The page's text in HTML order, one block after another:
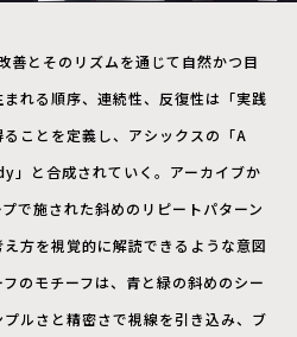
善とそのリズムを通じて自然かつ目
れる順序、連続性、反復性は「実践
ことを定義し、アシックスの「A
と合成されていく。アーカイブか
で施された斜めのリピートパターン
方を視覚的に解読できるような意図
のモチーフは、青と緑の斜めのシー
ルさと精密さで視線を引き込み、ブ